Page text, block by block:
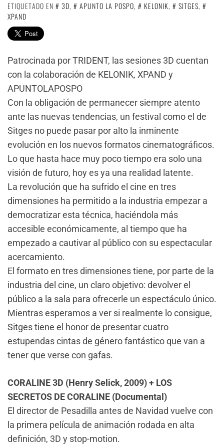
ETIQUETADO EN
3D, APUNTO LA POSPO, KELONIK, SITGES,
XPAND
Patrocinada por TRIDENT, las sesiones 3D cuentan
con la colaboración de KELONIK, XPAND y
APUNTOLAPOSPO
Con la obligación de permanecer siempre atento
ante las nuevas tendencias, un festival como el de
Sitges no puede pasar por alto la inminente
evolución en los nuevos formatos cinematográficos.
Lo que hasta hace muy poco tiempo era solo una
visión de futuro, hoy es ya una realidad latente.
La revolución que ha sufrido el cine en tres
dimensiones ha permitido a la industria empezar a
democratizar esta técnica, haciéndola más
accesible económicamente, al tiempo que ha
empezado a cautivar al público con su espectacular
acercamiento.
El formato en tres dimensiones tiene, por parte de la
industria del cine, un claro objetivo: devolver el
público a la sala para ofrecerle un espectáculo único.
Mientras esperamos a ver si realmente lo consigue,
Sitges tiene el honor de presentar cuatro
estupendas cintas de género fantástico que van a
tener que verse con gafas.
CORALINE 3D (Henry Selick, 2009) + LOS
SECRETOS DE CORALINE (Documental)
El director de Pesadilla antes de Navidad vuelve con
la primera película de animación rodada en alta
definición, 3D y stop-motion.